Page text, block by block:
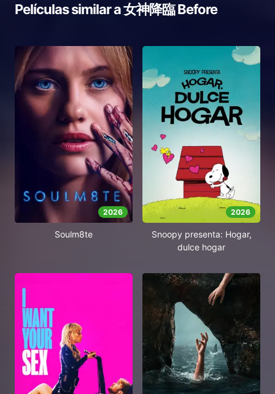
Películas similar a女神降臨 Before
2026
Soulm8te
2026
Snoopy presenta: Hogar,
dulce hogar